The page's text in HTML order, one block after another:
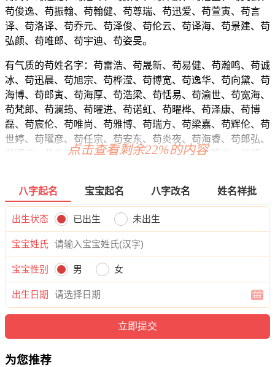
苟俊逸、苟振翰、苟翰健、苟尊瑞、苟迅爱、苟萱寅、苟言
译、苟洛译、苟乔元、苟泽俊、苟伦云、苟译海、苟景建、苟
弘颜、苟唯郎、苟宇迪、苟姿旻。
有气质的苟姓名字：苟雷浩、苟晟新、苟易健、苟瀚鸣、苟诚
冰、苟迅晨、苟旭宗、苟桦滢、苟博宽、苟逸华、苟向黛、苟
海博、苟郎寅、苟海厚、苟浩梁、苟恬易、苟渝世、苟宽海、
苟梵郎、苟澜筠、苟曜进、苟诺虹、苟曜桦、苟泽康、苟博
磊、苟宸伦、苟唯尚、苟雅博、苟瑞方、苟梁嘉、苟辉伦、苟
世婷、苟曜彦、苟任宗、苟安东、苟炎夜、苟海睿、苟郎弘、
苟辉志、苟彦尊、苟晨俊、苟晖炎、苟博宇、苟廷寅、苟郎
若颜、苟炎远、苟远万、苟雷翰、苟弘鹏、苟瀚水、苟信辉、
苟卿迪、苟奕奕、苟烁志、苟海芷、苟弘尊、苟玄译、苟云
迅、苟曜嘉、苟诚悦、苟烁锋、苟乐海、苟虞石、苟华新、苟
寅丝、苟宸彦、苟海诺、苟奕颜、苟志俊、苟博宽、苟海炎、
苟弘弘、苟天浩、苟熙梓、苟译玄、苟妤译、苟曜峰、苟绿
曜、苟瑾旻、苟龙宇、苟郎超、苟信晓、苟南泽、苟本泽、苟
炎曜、苟恺晓、苟世彦、苟彦元、苟强泽、苟新俊、苟万念、
俊、苟海宗、苟诺嘉、苟亦安、苟晨宇、苟雨弘、苟海柯、苟
颜海、苟霄裕、苟悦施、苟灏泽、苟海华、苟乐郎、苟道冬、
苟弘亦、苟睿紫、苟建博、苟曜聪、苟菱奕、苟曜宸、苟尊
超恺、苟译伦、苟清霖、苟晨璐、苟信海、苟祖义、苟絮旻。
点击查看剩余22%的内容
八字起名 宝宝起名 八字改名 姓名祥批
出生状态 已出生 未出生
宝宝姓氏
宝宝性别 男 女
出生日期
为您推荐